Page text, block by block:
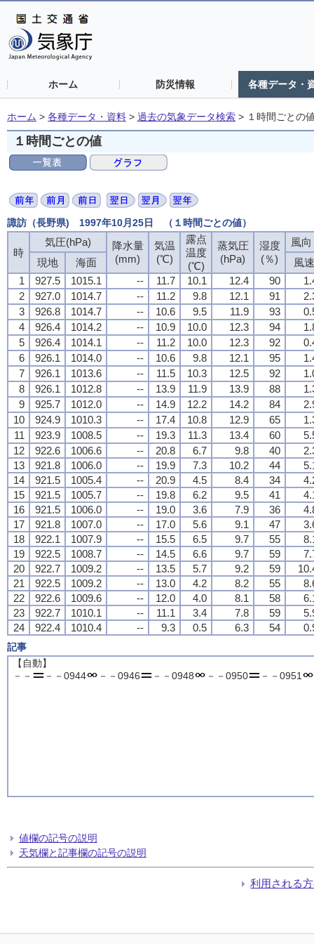
ホーム 防災情報 各種データ・
ホーム > 各種データ・資料 > 過去の気象データ検索 > １時間ごとの
１時間ごとの値
諏訪（長野県) 1997年10月25日 （１時間ごとの値）
時
気圧(hPa)
降水量
(mm)
気温
(℃)
露点
温度
(℃)
蒸気圧
(hPa)
湿度
(％)
風
現地
海面
風速
1
927.5 1015.1 -- 11.7 10.1 12.4 90
2
927.0 1014.7 -- 11.2 9.8 12.1 91
3
926.8 1014.7 -- 10.6 9.5 11.9 93
4
926.4 1014.2 -- 10.9 10.0 12.3 94
5
926.4 1014.1 -- 11.2 10.0 12.3 92
6
926.1 1014.0 -- 10.6 9.8 12.1 95
7
926.1 1013.6 -- 11.5 10.3 12.5 92
8
926.1 1012.8 -- 13.9 11.9 13.9 88
9
925.7 1012.0 -- 14.9 12.2 14.2 84
10
924.9 1010.3 -- 17.4 10.8 12.9 65
11
923.9 1008.5 -- 19.3 11.3 13.4 60
12
922.6 1006.6 -- 20.8 6.7 9.8 40
13
921.8 1006.0 -- 19.9 7.3 10.2 44
14
921.5 1005.4 -- 20.9 4.5 8.4 34
15
921.5 1005.7 -- 19.8 6.2 9.5 41
16
921.5 1006.0 -- 19.0 3.6 7.9 36
17
921.8 1007.0 -- 17.0 5.6 9.1 47
18
922.1 1007.9 -- 15.5 6.5 9.7 55
19
922.5 1008.7 -- 14.5 6.6 9.7 59
20
922.7 1009.2 -- 13.5 5.7 9.2 59
21
922.5 1009.2 -- 13.0 4.2 8.2 55
22
922.6 1009.6 -- 12.0 4.0 8.1 58
23
922.7 1010.1 -- 11.1 3.4 7.8 59
24
922.4 1010.4 -- 9.3 0.5 6.3 54
記事
【自動】
－－
－－0944 －－0946 －－0948 －－0950 －－0951
値欄の記号の説明
天気欄と記事欄の記号の説明
利用される